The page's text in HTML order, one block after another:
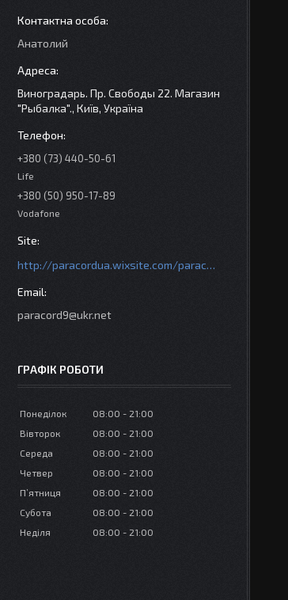
Анатолий
Виноградарь. Пр. Свободы 22. Магазин
"Рыбалка"., Київ, Україна
+380 (73) 440-50-61
Life
+380 (50) 950-17-89
Vodafone
http://paracordua.wixsite.com/paracord
paracord9@ukr.net
ГРАФІК РОБОТИ
Понеділок 08:00
21:00
Вівторок
08:00
21:00
Середа
08:00
21:00
Четвер
08:00
21:00
Пʼятниця
08:00
21:00
Субота
08:00
21:00
Неділя
08:00 21:00